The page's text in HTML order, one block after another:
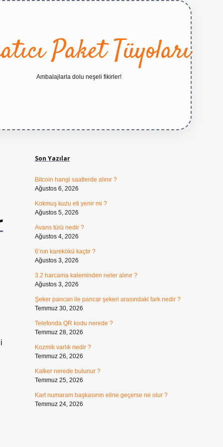
Paket Tüyoları
Ambalajlarla dolu neşeli fikirler!
Son Yazılar
Bitcoin hangi saatlerde alınır ?
Ağustos 6, 2026
Kokmuş kuzu eti yenir mi ?
Ağustos 5, 2026
Avans türü nedir ?
Ağustos 4, 2026
6’nın karekökü kaçtır ?
Ağustos 3, 2026
3.2 harcama kaleminden neler alınır ?
Ağustos 3, 2026
Şeker pancarı ile pancar şekeri arasındaki fark nedir ?
Temmuz 30, 2026
Telefonda QR kodu nerede ?
Temmuz 28, 2026
Kozmik varlık nedir ?
Temmuz 26, 2026
Kalker nerede bulunur ?
Temmuz 25, 2026
Kart numaram başkasının eline geçerse ne olur ?
Temmuz 24, 2026